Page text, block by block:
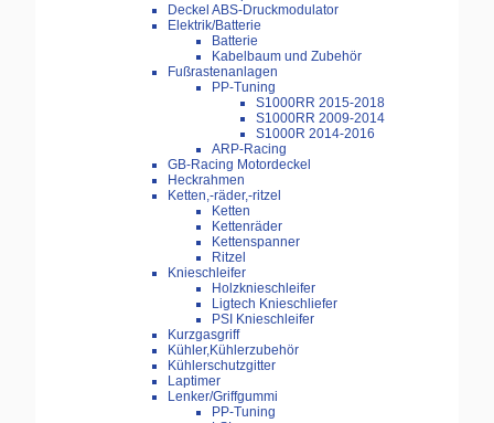
Deckel ABS-Druckmodulator
Elektrik/Batterie
Batterie
Kabelbaum und Zubehör
Fußrastenanlagen
PP-Tuning
S1000RR 2015-2018
S1000RR 2009-2014
S1000R 2014-2016
ARP-Racing
GB-Racing Motordeckel
Heckrahmen
Ketten,-räder,-ritzel
Ketten
Kettenräder
Kettenspanner
Ritzel
Knieschleifer
Holzknieschleifer
Ligtech Knieschliefer
PSI Knieschleifer
Kurzgasgriff
Kühler,Kühlerzubehör
Kühlerschutzgitter
Laptimer
Lenker/Griffgummi
PP-Tuning